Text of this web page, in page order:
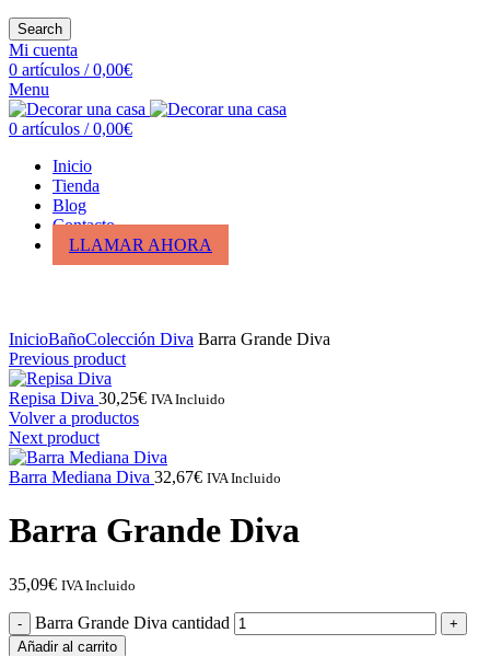
Search
Mi cuenta
0 artículos / 0,00€
Menu
0 artículos / 0,00€
Inicio
Tienda
Blog
Contacto
LLAMAR AHORA
InicioBañoColección Diva Barra Grande Diva
Previous product
Repisa Diva 30,25€ IVA Incluido
Volver a productos
Next product
Barra Mediana Diva 32,67€ IVA Incluido
Barra Grande Diva
35,09€ IVA Incluido
Barra Grande Diva cantidad
Añadir al carrito